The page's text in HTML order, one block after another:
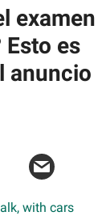
examen
es
anuncio